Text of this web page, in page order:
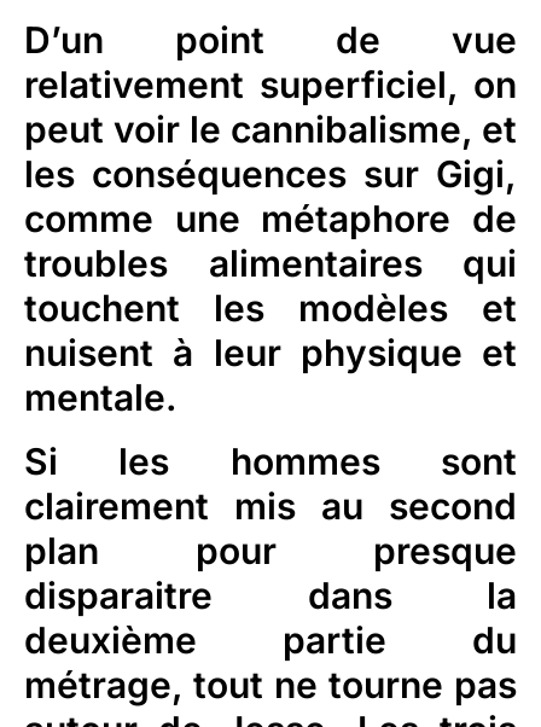
D’un point de vue
relativement superficiel, on
peut voir le cannibalisme, et
les conséquences sur Gigi,
comme une métaphore de
troubles alimentaires qui
touchent les modèles et
nuisent à leur physique et
mentale.
Si les hommes sont
clairement mis au second
plan pour presque
disparaitre dans la
deuxième partie du
métrage, tout ne tourne pas